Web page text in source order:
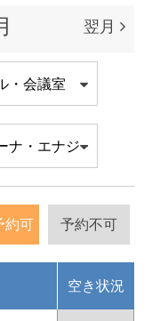
翌月
約可 予約不可
空き状況